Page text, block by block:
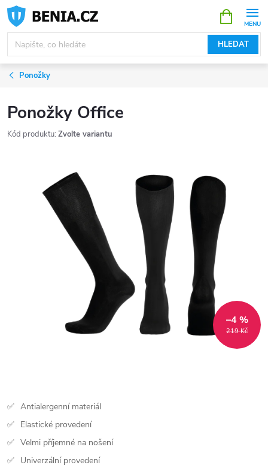
Přejít
obsah
HLEDAT
NÁKUPNÍ
KOŠÍK
Ponožky
Ponožky Office
Kód produktu: Zvolte variantu
219 Kč
–4 %
Antialergenní materiál
Elastické provedení
Velmi příjemné na nošení
Univerzální provedení